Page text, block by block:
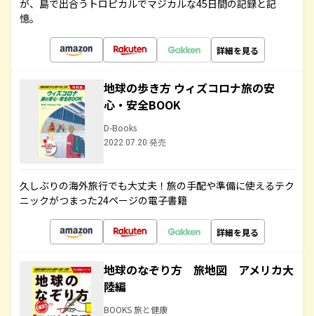
が、島で出合うトロピカルでマジカルな45日間の記録と記
憶。
詳細を見る
地球の歩き方 ウィズコロナ旅の安
心・安全BOOK
D-Books
2022.07.20 発売
久しぶりの海外旅行でも大丈夫！旅の手配や準備に使えるテク
ニックがつまった24ページの電子書籍
詳細を見る
地球のなぞり方 旅地図 アメリカ大
陸編
BOOKS 旅と健康